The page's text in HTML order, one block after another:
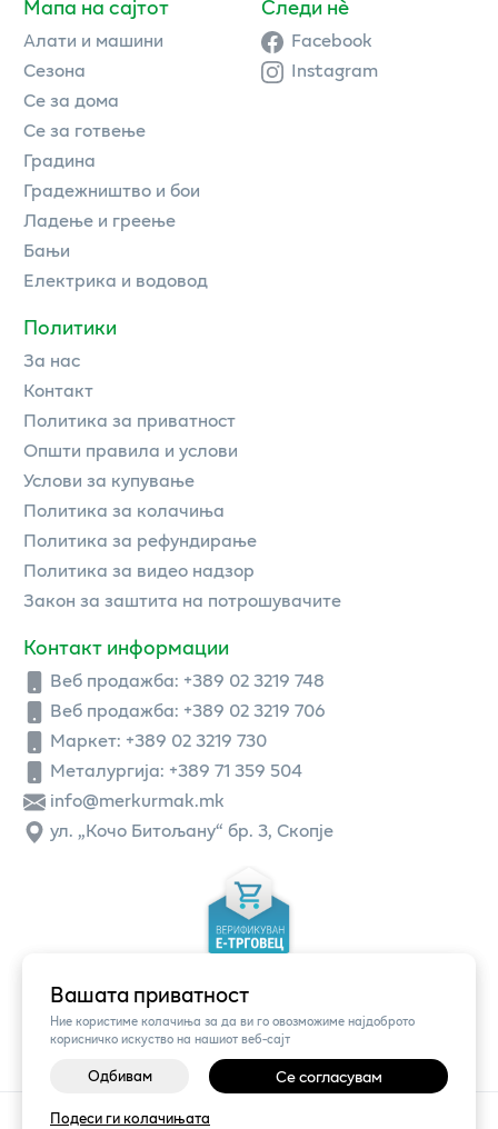
Вашата приватност
Ние користиме колачиња за да ви го овозможиме најдоброто
корисничко искуство на нашиот веб-сајт
Одбивам Се согласувам
Подеси ги колачињата
Мапа на сајтот
Алати и машини
Сезона
Се за дома
Се за готвење
Градина
Градежништво и бои
Ладење и греење
Бањи
Електрика и водовод
Политики
За нас
Контакт
Политика за приватност
Општи правила и услови
Услови за купување
Политика за колачиња
Политика за рефундирање
Политика за видео надзор
Закон за заштита на потрошувачите
Контакт информации
Веб продажба: +389 02 3219 748
Веб продажба: +389 02 3219 706
Маркет: +389 02 3219 730
Металургија: +389 71 359 504
info@merkurmak.mk
ул. „Кочо Битољану“ бр. 3, Скопје
Следи нè
Facebook
Instagram
©2026